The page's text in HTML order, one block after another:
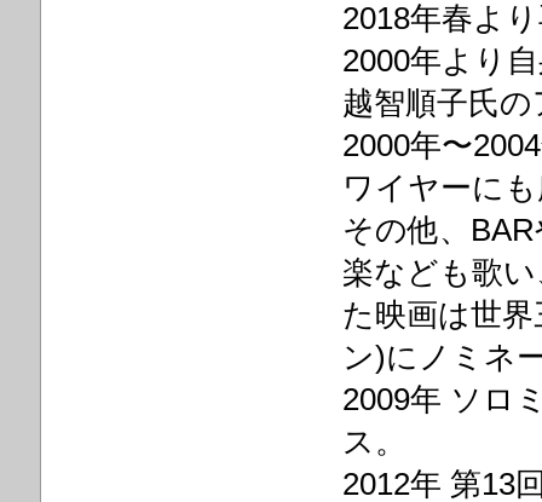
2018年春よ
2000年より
越智順子氏
2000年〜
ワイヤーに
その他、
楽なども歌
た映画は世
ン)にノミネ
2009年 ソロ
ス。
2012年 第13